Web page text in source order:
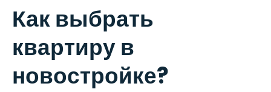
Как выбрать
квартиру в
новостройке?